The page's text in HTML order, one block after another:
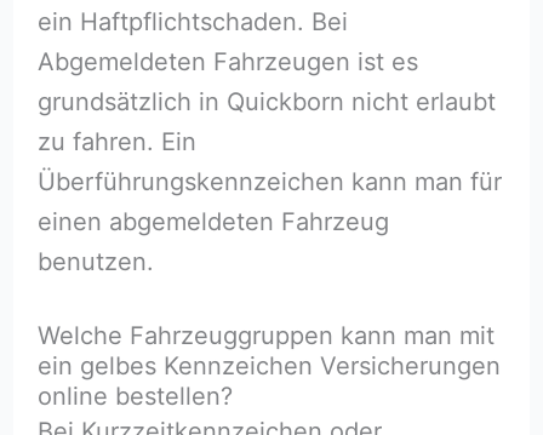
ein Haftpflichtschaden. Bei
Abgemeldeten Fahrzeugen ist es
grundsätzlich in Quickborn nicht erlaubt
zu fahren. Ein
Überführungskennzeichen kann man für
einen abgemeldeten Fahrzeug
benutzen.
Welche Fahrzeuggruppen kann man mit
ein gelbes Kennzeichen Versicherungen
online bestellen?